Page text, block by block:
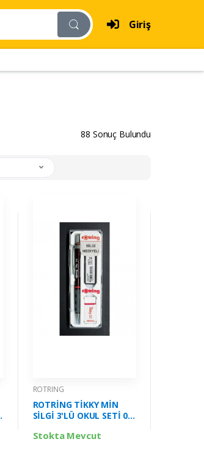
Giriş
88 Sonuç Bulundu
ROTRING
ROTRİNG TİKKY MİN
SİLGİ 3'LÜ OKUL SETİ 05
Stokta Mevcut